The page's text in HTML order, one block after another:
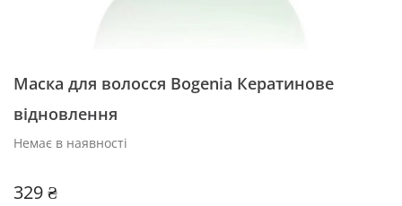
Маска для волосся Bogenia Кератинове
відновлення
Немає в наявності
329 ₴